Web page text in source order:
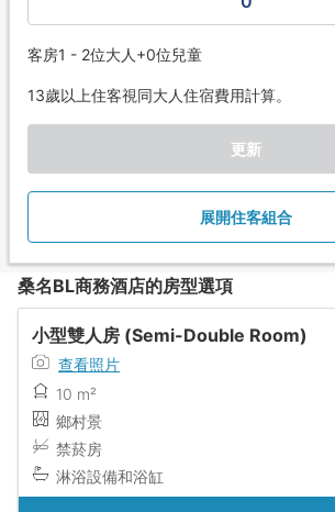
客房1 - 2位大人+0位兒童
13歲以上住客視同大人住宿費用計算。
更新
展開住客組合
桑名BL商務酒店的房型選項
小型雙人房 (Semi-Double Room)
查看照片
10 m²
鄉村景
禁菸房
淋浴設備和浴缸